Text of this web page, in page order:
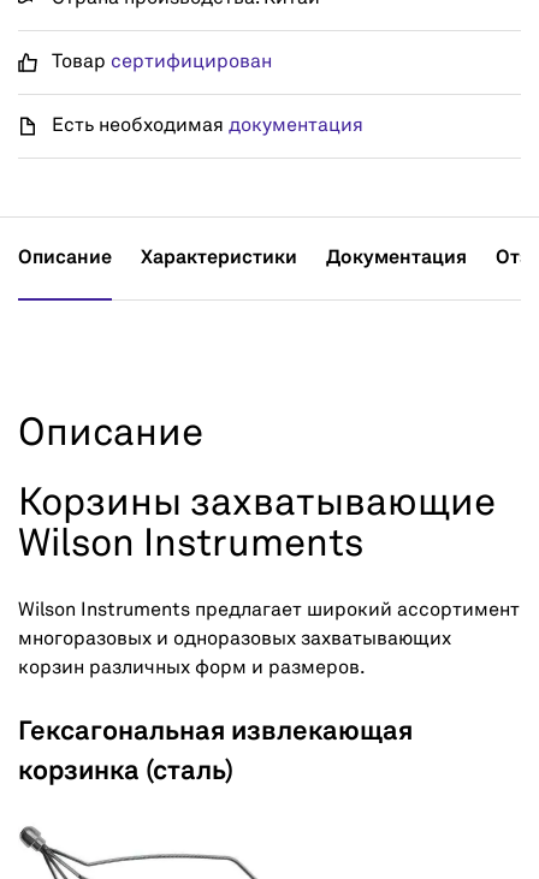
Товар сертифицирован
Есть необходимая документация
Описание Характеристики Документация
Описание
Корзины захватывающие
Wilson Instruments
Wilson Instruments предлагает широкий ассортимент
многоразовых и одноразовых захватывающих
корзин различных форм и размеров.
Гексагональная извлекающая
корзинка (сталь)